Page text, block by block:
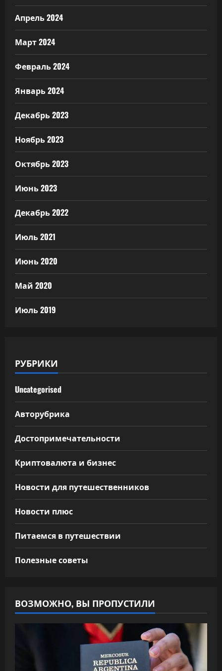
Апрель 2024
Март 2024
Февраль 2024
Январь 2024
Декабрь 2023
Ноябрь 2023
Октябрь 2023
Июнь 2023
Декабрь 2022
Июль 2021
Июнь 2020
Май 2020
Июль 2019
РУБРИКИ
Uncategorised
Авторубрика
Достопримечательности
Криптовалюта и бизнес
Новости для путешественников
Новости плюс
Питаемся в путешествии
Полезные советы
ВОЗМОЖНО, ВЫ ПРОПУСТИЛИ